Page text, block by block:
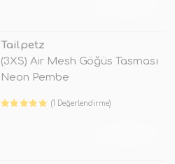
Tailpetz
(3XS) Air Mesh Göğüs Tasması
Neon Pembe
(1 Değerlendirme)